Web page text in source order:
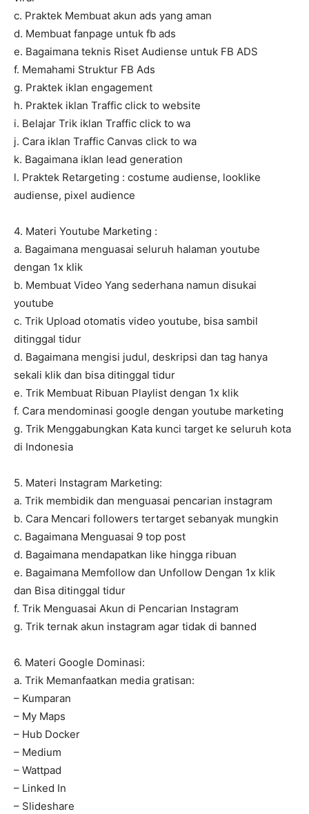
c. Praktek Membuat akun ads yang aman
d. Membuat fanpage untuk fb ads
e. Bagaimana teknis Riset Audiense untuk FB ADS
f. Memahami Struktur FB Ads
g. Praktek iklan engagement
h. Praktek iklan Traffic click to website
i. Belajar Trik iklan Traffic click to wa
j. Cara iklan Traffic Canvas click to wa
k. Bagaimana iklan lead generation
l. Praktek Retargeting : costume audiense, looklike
audiense, pixel audience
4. Materi Youtube Marketing :
a. Bagaimana menguasai seluruh halaman youtube
dengan 1x klik
b. Membuat Video Yang sederhana namun disukai
youtube
c. Trik Upload otomatis video youtube, bisa sambil
ditinggal tidur
d. Bagaimana mengisi judul, deskripsi dan tag hanya
sekali klik dan bisa ditinggal tidur
e. Trik Membuat Ribuan Playlist dengan 1x klik
f. Cara mendominasi google dengan youtube marketing
g. Trik Menggabungkan Kata kunci target ke seluruh kota
di Indonesia
5. Materi Instagram Marketing:
a. Trik membidik dan menguasai pencarian instagram
b. Cara Mencari followers tertarget sebanyak mungkin
c. Bagaimana Menguasai 9 top post
d. Bagaimana mendapatkan like hingga ribuan
e. Bagaimana Memfollow dan Unfollow Dengan 1x klik
dan Bisa ditinggal tidur
f. Trik Menguasai Akun di Pencarian Instagram
g. Trik ternak akun instagram agar tidak di banned
6. Materi Google Dominasi:
a. Trik Memanfaatkan media gratisan:
– Kumparan
– My Maps
– Hub Docker
– Medium
– Wattpad
– Linked In
– Slideshare